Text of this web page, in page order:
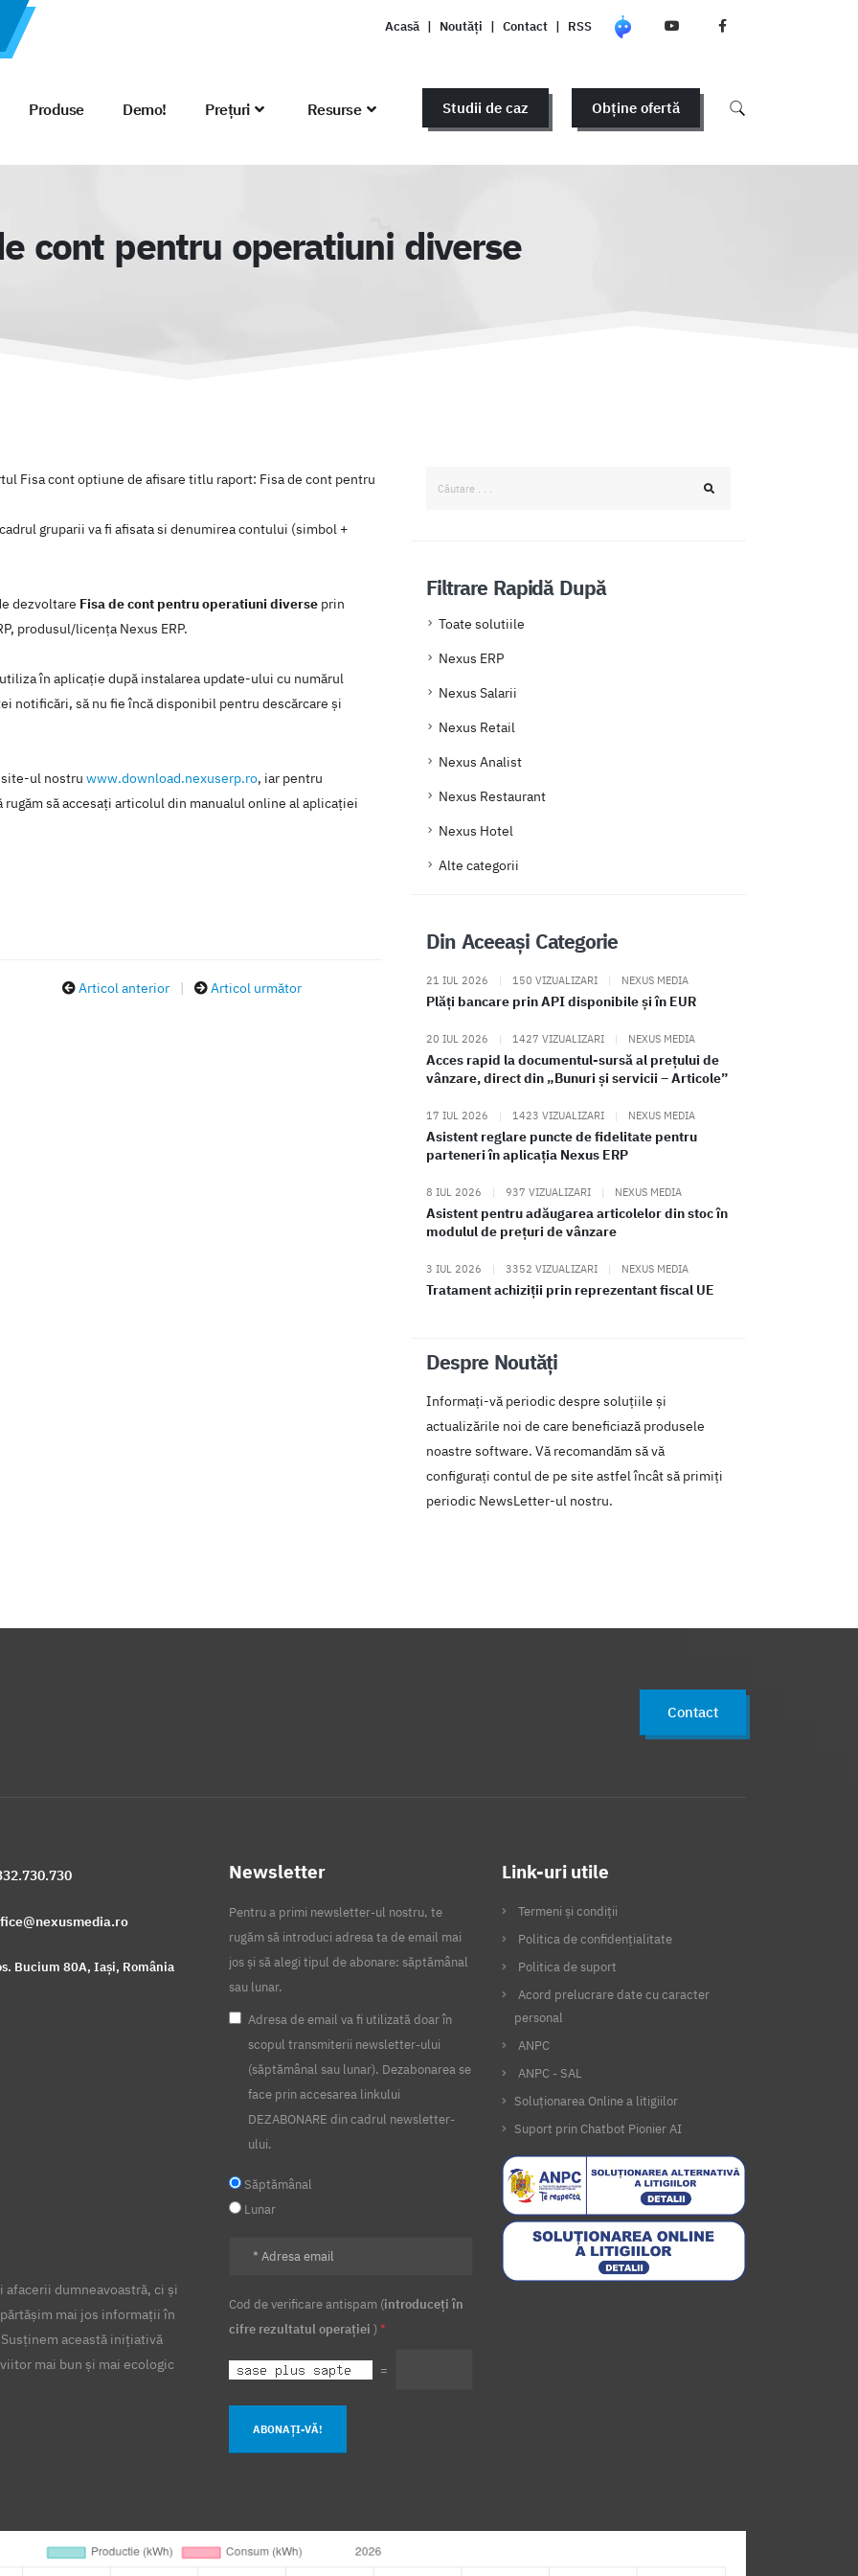
Acasă | Noutăți | Contact | RSS
Produse Demo! Prețuri Resurse Studii de caz Obține ofertă
cont pentru operatiuni diverse
Fisa cont optiune de afisare titlu raport: Fisa de cont pentru
gruparii va fi afisata si denumirea contului (simbol +
dezvoltare Fisa de cont pentru operatiuni diverse prin
produsul/licenţa Nexus ERP.
în aplicaţie după instalarea update-ului cu numărul
notificări, să nu fie încă disponibil pentru descărcare şi
site-ul nostru www.download.nexuserp.ro, iar pentru
să accesaţi articolul din manualul online al aplicaţiei
Articol anterior | Articol următor
Filtrare Rapidă După
Toate solutiile
Nexus ERP
Nexus Salarii
Nexus Retail
Nexus Analist
Nexus Restaurant
Nexus Hotel
Alte categorii
Din Aceeași Categorie
21 IUL 2026 | 150 VIZUALIZARI | NEXUS MEDIA
Plăți bancare prin API disponibile și în EUR
20 IUL 2026 | 1427 VIZUALIZARI | NEXUS MEDIA
Acces rapid la documentul-sursă al prețului de
vânzare, direct din „Bunuri și servicii – Articole”
17 IUL 2026 | 1423 VIZUALIZARI | NEXUS MEDIA
Asistent reglare puncte de fidelitate pentru
parteneri în aplicația Nexus ERP
8 IUL 2026 | 937 VIZUALIZARI | NEXUS MEDIA
Asistent pentru adăugarea articolelor din stoc în
modulul de prețuri de vânzare
3 IUL 2026 | 3352 VIZUALIZARI | NEXUS MEDIA
Tratament achiziții prin reprezentant fiscal UE
Despre Noutăți
Informați-vă periodic despre soluțiile și
actualizările noi de care beneficiază produsele
noastre software. Vă recomandăm să vă
configurați contul de pe site astfel încât să primiți
periodic NewsLetter-ul nostru.
Contact
Bucium 80A, Iași, România
Newsletter
Pentru a primi newsletter-ul nostru, te
rugăm să introduci adresa ta de email mai
jos și să alegi tipul de abonare: săptămânal
sau lunar.
Adresa de email va fi utilizată doar în
scopul transmiterii newsletter-ului
(săptămânal sau lunar). Dezabonarea se
face prin accesarea linkului
DEZABONARE din cadrul newsletter-
ului.
Săptămânal
Lunar
Cod de verificare antispam (introduceți în
cifre rezultatul operației ) *
=
ABONAȚI-VĂ!
Link-uri utile
Termeni și condiții
Politica de confidențialitate
Politica de suport
Acord prelucrare date cu caracter
personal
ANPC
ANPC - SAL
Soluționarea Online a litigiilor
Suport prin Chatbot Pionier AI
afacerii dumneavoastră, ci și
mai jos informații în
această inițiativă
mai bun și mai ecologic